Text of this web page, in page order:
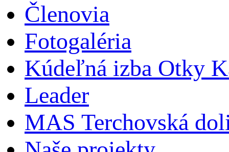
Členovia
Fotogaléria
Kúdeľná izba Otky
Leader
MAS Terchovská